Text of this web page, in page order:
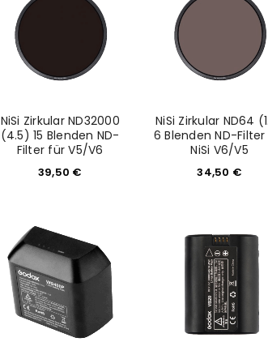
NiSi Zirkular ND32000
(4.5) 15 Blenden ND-
Filter für V5/V6
39,50 €
NiSi Zirkular ND64
6 Blenden ND-
NiSi V6/V5
34,50 €